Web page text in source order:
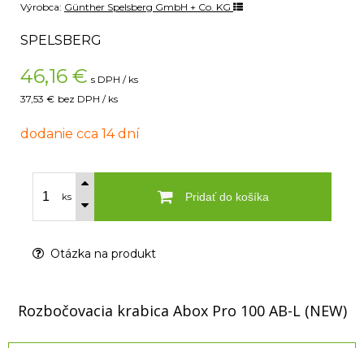
Výrobca: Günther Spelsberg GmbH + Co. KG
SPELSBERG
46,16 € s DPH / ks
37,53 € bez DPH / ks
dodanie cca 14 dní
ks Pridať do košíka
Otázka na produkt
Rozbočovacia krabica Abox Pro 100 AB-L (NEW)